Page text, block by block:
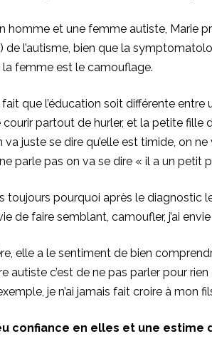
homme et une femme autiste, Marie
de l’autisme, bien que la
la femme est le camouflage.
que l’éducation soit différente
partout de hurler, et la petite fille
va juste se dire qu’elle est timide, on
parle pas on va se dire « il a un petit
toujours pourquoi après le diagnostic
de faire semblant, camoufler, j’ai
elle a le sentiment de bien
autiste c’est de ne pas parler pour
je n’ai jamais fait croire à mon
confiance en elles et une estime